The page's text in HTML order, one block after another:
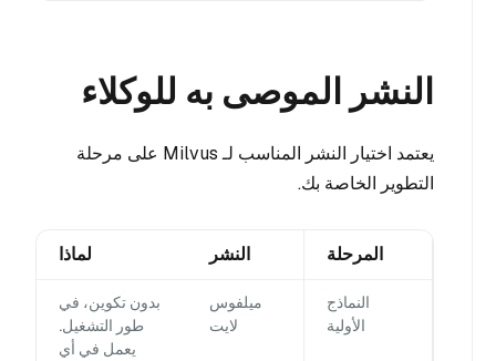
النشر الموصى به للوكلاء
يعتمد اختيار النشر المناسب لـ Milvus على مرحلة
التطوير الخاصة بك.
المرحلة النشر لماذا
النماذج
الأولية
ميلفوس
لايت
بدون تكوين، في
طور التشغيل.
يعمل في أي